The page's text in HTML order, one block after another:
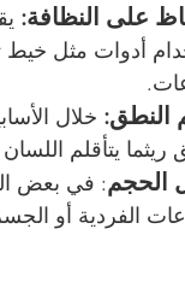
على النظافة:
أدوات مثل خيط
النطق: خلال
ريثما يتأقلم
الحجم: في بعض
الفردية أو